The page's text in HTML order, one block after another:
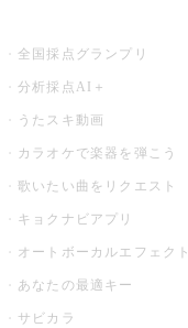
全国採点グランプリ
分析採点AI＋
うたスキ動画
カラオケで楽器を弾こう
歌いたい曲をリクエスト
キョクナビアプリ
オートボーカルエフェクト
あなたの最適キー
サビカラ